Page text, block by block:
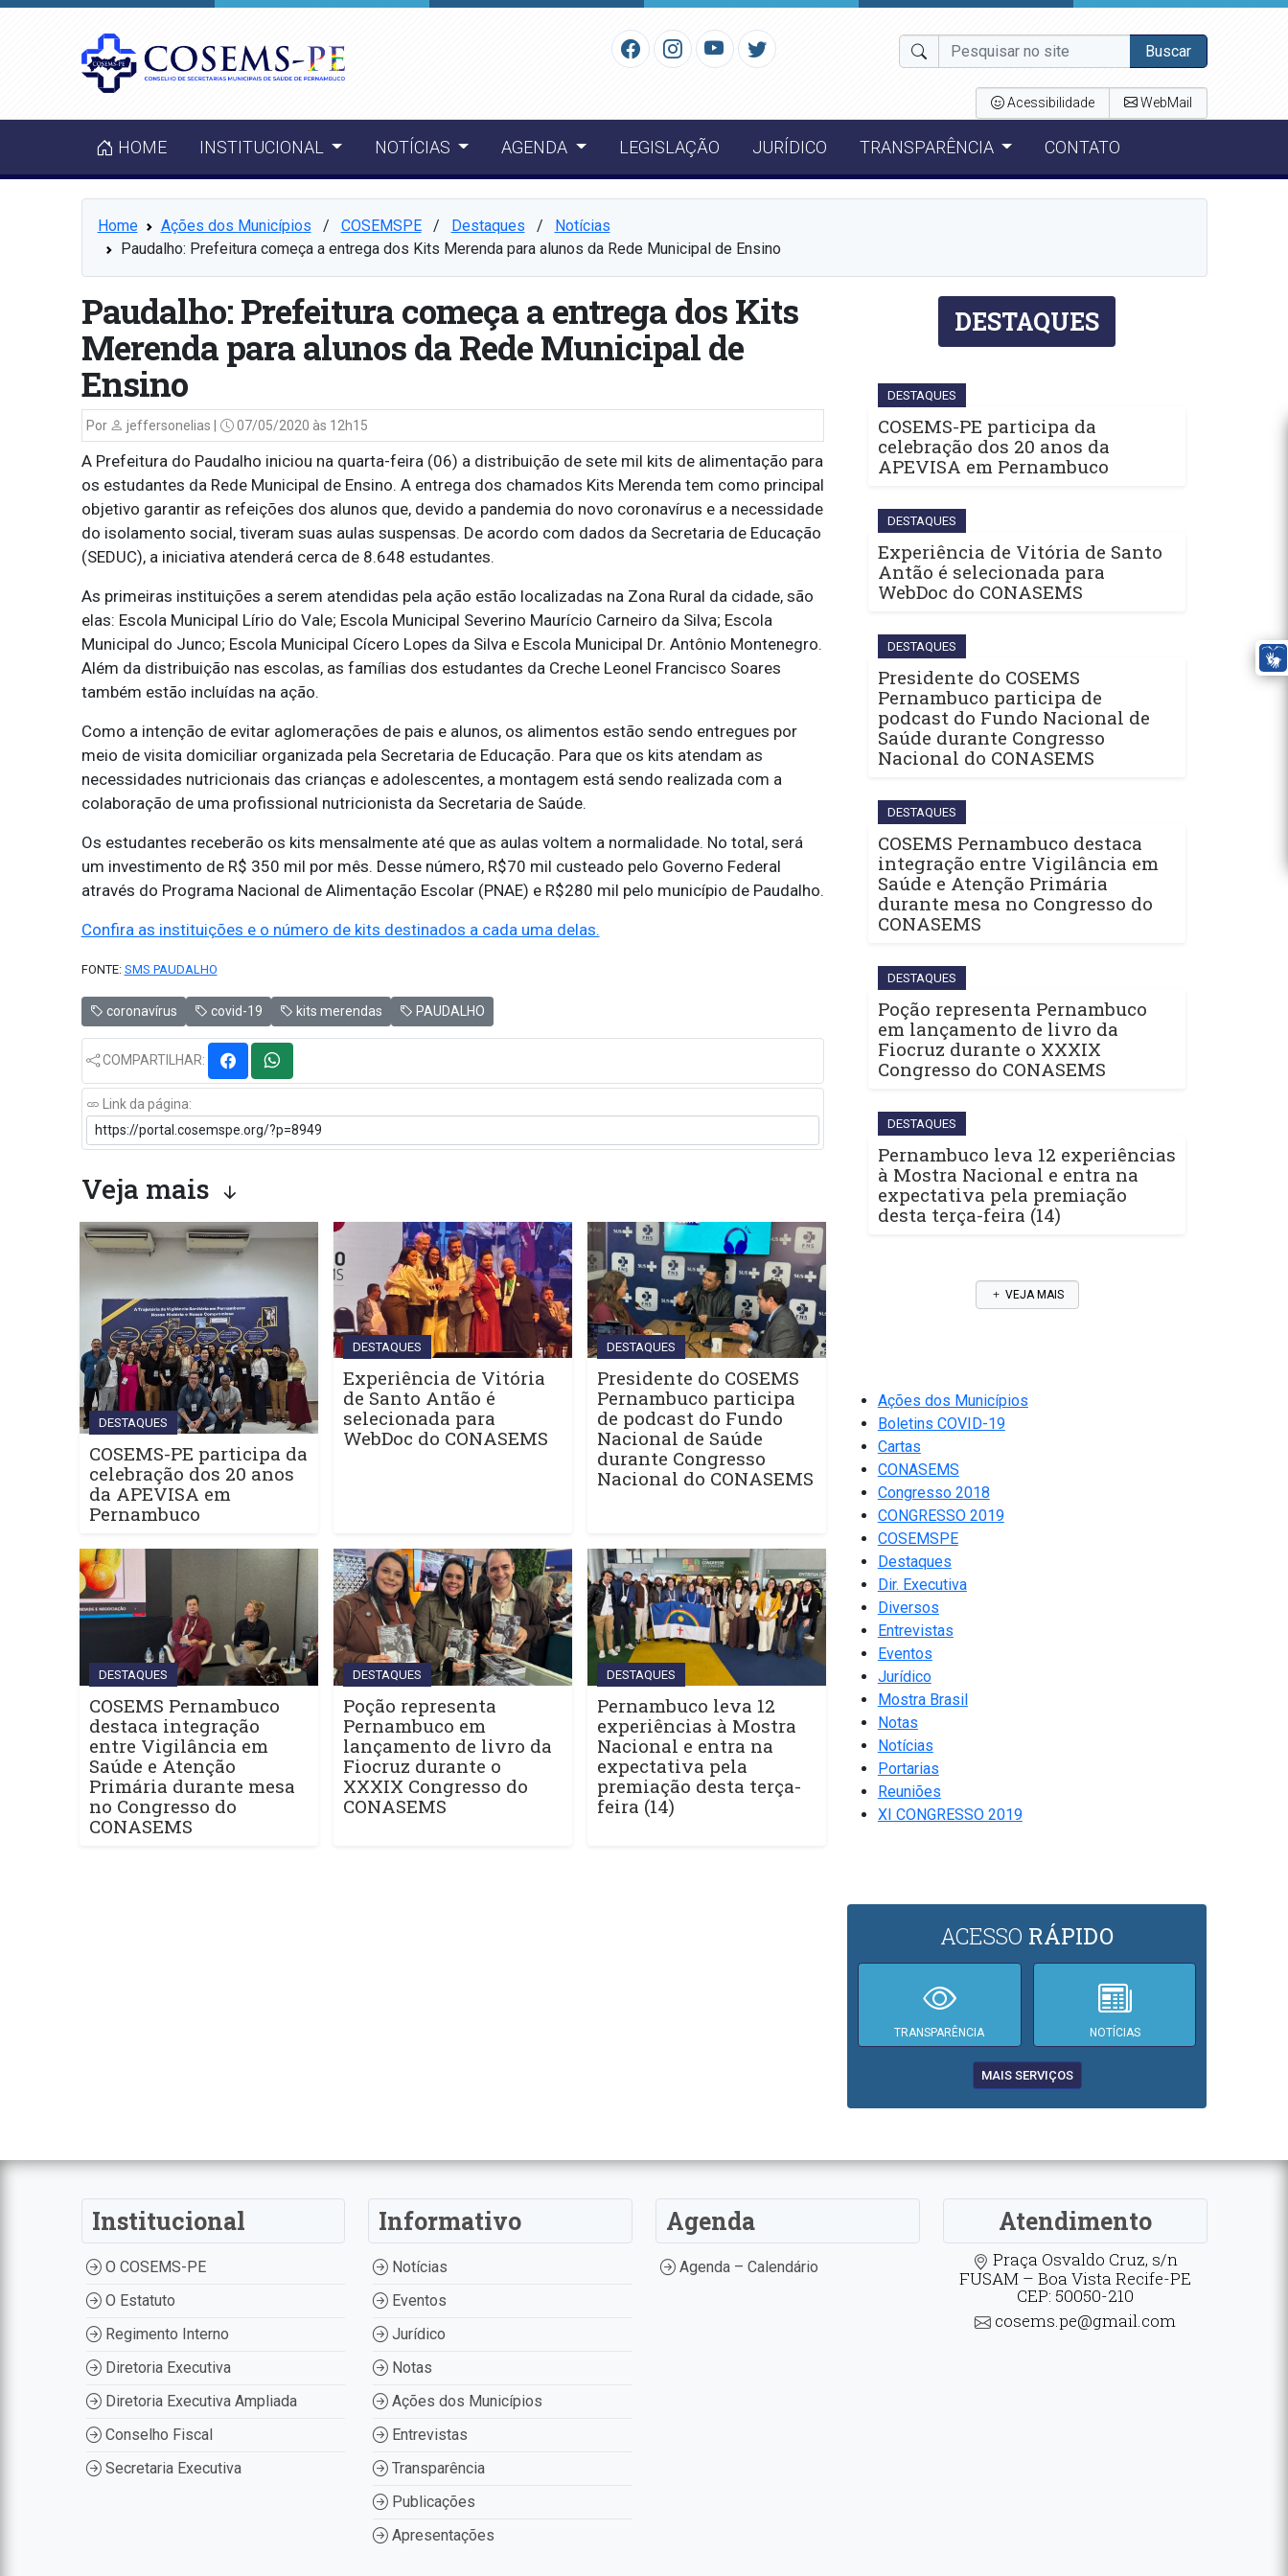
Buscar
Acessibilidade WebMail
HOME INSTITUCIONAL NOTÍCIAS AGENDA LEGISLAÇÃO JURÍDICO TRANSPARÊNCIA CONTATO
Home Ações dos Municípios ⠀/⠀ COSEMSPE⠀/⠀ Destaques ⠀/⠀ Notícias
Paudalho: Prefeitura começa a entrega dos Kits Merenda para alunos da Rede Municipal de Ensino
Paudalho: Prefeitura começa a entrega dos Kits
Merenda para alunos da Rede Municipal de
Ensino
Por jeffersonelias | 07/05/2020 às 12h15
A Prefeitura do Paudalho iniciou na quarta-feira (06) a distribuição de sete mil kits de alimentação para
os estudantes da Rede Municipal de Ensino. A entrega dos chamados Kits Merenda tem como principal
objetivo garantir as refeições dos alunos que, devido a pandemia do novo coronavírus e a necessidade
do isolamento social, tiveram suas aulas suspensas. De acordo com dados da Secretaria de Educação
(SEDUC), a iniciativa atenderá cerca de 8.648 estudantes.
As primeiras instituições a serem atendidas pela ação estão localizadas na Zona Rural da cidade, são
elas: Escola Municipal Lírio do Vale; Escola Municipal Severino Maurício Carneiro da Silva; Escola
Municipal do Junco; Escola Municipal Cícero Lopes da Silva e Escola Municipal Dr. Antônio Montenegro.
Além da distribuição nas escolas, as famílias dos estudantes da Creche Leonel Francisco Soares
também estão incluídas na ação.
Como a intenção de evitar aglomerações de pais e alunos, os alimentos estão sendo entregues por
meio de visita domiciliar organizada pela Secretaria de Educação. Para que os kits atendam as
necessidades nutricionais das crianças e adolescentes, a montagem está sendo realizada com a
colaboração de uma profissional nutricionista da Secretaria de Saúde.
Os estudantes receberão os kits mensalmente até que as aulas voltem a normalidade. No total, será
um investimento de R$ 350 mil por mês. Desse número, R$70 mil custeado pelo Governo Federal
através do Programa Nacional de Alimentação Escolar (PNAE) e R$280 mil pelo município de Paudalho.
Confira as instituições e o número de kits destinados a cada uma delas.
FONTE: SMS PAUDALHO
coronavírus covid-19 kits merendas PAUDALHO
COMPARTILHAR:
Link da página:
Veja mais
DESTAQUES
COSEMS-PE participa da
celebração dos 20 anos
da APEVISA em
Pernambuco
DESTAQUES
Experiência de Vitória
de Santo Antão é
selecionada para
WebDoc do CONASEMS
DESTAQUES
Presidente do COSEMS
Pernambuco participa
de podcast do Fundo
Nacional de Saúde
durante Congresso
Nacional do CONASEMS
DESTAQUES
COSEMS Pernambuco
destaca integração
entre Vigilância em
Saúde e Atenção
Primária durante mesa
no Congresso do
CONASEMS
DESTAQUES
Poção representa
Pernambuco em
lançamento de livro da
Fiocruz durante o
XXXIX Congresso do
CONASEMS
DESTAQUES
Pernambuco leva 12
experiências à Mostra
Nacional e entra na
expectativa pela
premiação desta terça-
feira (14)
DESTAQUES
DESTAQUES
COSEMS-PE participa da
celebração dos 20 anos da
APEVISA em Pernambuco
DESTAQUES
Experiência de Vitória de Santo
Antão é selecionada para
WebDoc do CONASEMS
DESTAQUES
Presidente do COSEMS
Pernambuco participa de
podcast do Fundo Nacional de
Saúde durante Congresso
Nacional do CONASEMS
DESTAQUES
COSEMS Pernambuco destaca
integração entre Vigilância em
Saúde e Atenção Primária
durante mesa no Congresso do
CONASEMS
DESTAQUES
Poção representa Pernambuco
em lançamento de livro da
Fiocruz durante o XXXIX
Congresso do CONASEMS
DESTAQUES
Pernambuco leva 12 experiências
à Mostra Nacional e entra na
expectativa pela premiação
desta terça-feira (14)
VEJA MAIS
Ações dos Municípios
Boletins COVID-19
Cartas
CONASEMS
Congresso 2018
CONGRESSO 2019
COSEMSPE
Destaques
Dir. Executiva
Diversos
Entrevistas
Eventos
Jurídico
Mostra Brasil
Notas
Notícias
Portarias
Reuniões
XI CONGRESSO 2019
ACESSO RÁPIDO
TRANSPARÊNCIA NOTÍCIAS
MAIS SERVIÇOS
Institucional
O COSEMS-PE
O Estatuto
Regimento Interno
Diretoria Executiva
Diretoria Executiva Ampliada
Conselho Fiscal
Secretaria Executiva
Informativo
Notícias
Eventos
Jurídico
Notas
Ações dos Municípios
Entrevistas
Transparência
Publicações
Apresentações
Agenda
Agenda – Calendário
Atendimento
Praça Osvaldo Cruz, s/n
FUSAM – Boa Vista Recife-PE
CEP: 50050-210
cosems.pe@gmail.com